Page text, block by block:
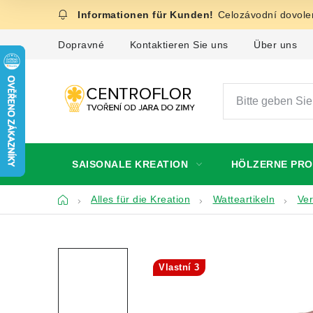
springen
Celozávodní
Dopravné Kontaktieren Sie uns Über uns
SAISONALE KREATION HÖLZERNE
StartseiteAlles für die Kreation Watteartikeln
Vlastní 3